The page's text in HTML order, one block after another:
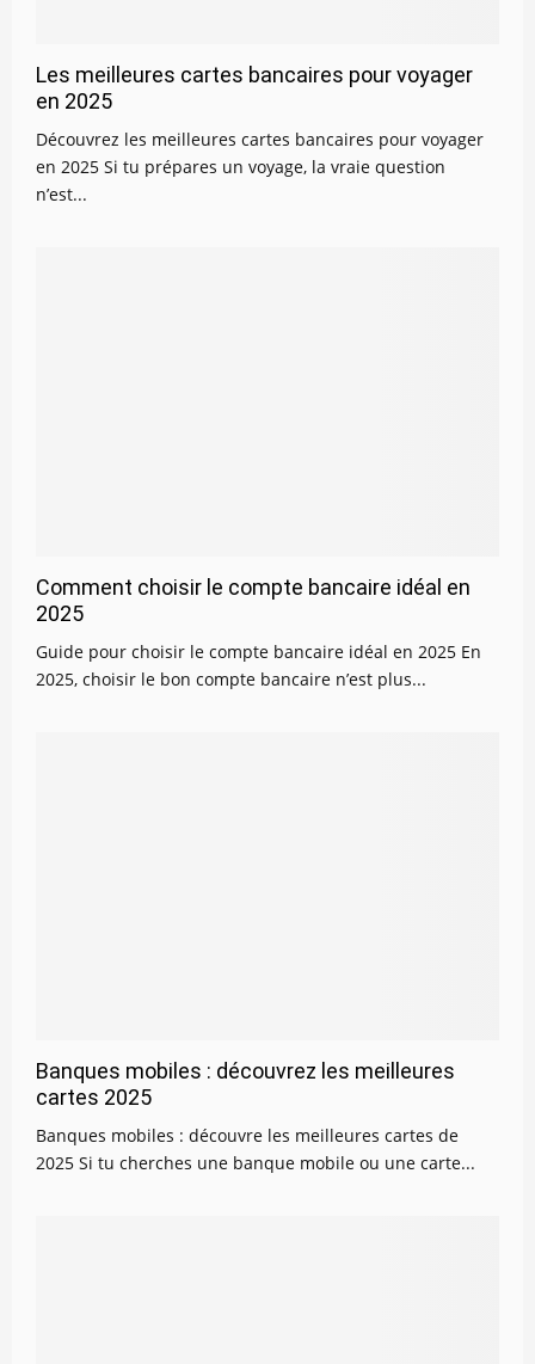
Les meilleures cartes bancaires pour voyager
en 2025
Découvrez les meilleures cartes bancaires pour voyager
en 2025 Si tu prépares un voyage, la vraie question
n’est...
Comment choisir le compte bancaire idéal en
2025
Guide pour choisir le compte bancaire idéal en 2025 En
2025, choisir le bon compte bancaire n’est plus...
Banques mobiles : découvrez les meilleures
cartes 2025
Banques mobiles : découvre les meilleures cartes de
2025 Si tu cherches une banque mobile ou une carte...